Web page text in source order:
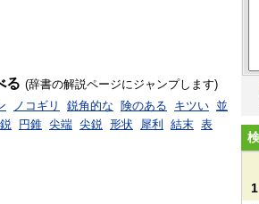
る (辞書の解説ページにジャンプします)
ノコギリ 鋭角的な 険のある キツい 並
円錐 尖端 尖鋭 形状 犀利 結末 表
1